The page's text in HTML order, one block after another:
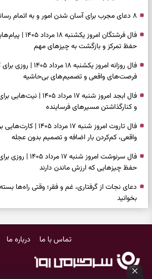
۸ دعای مجرب برای آسان شدن امور و به اتمام رساندن کار‌ها
فال فرشتگان
حفظ تمرکز و بازگشت به چیزهای مهم
فال روزانه امروز
فرصت‌های واقعی و تصمیم‌های بی‌حاشیه
فال ابجد امروز شنبه ۱۷
و کنارگذاشتن مسیرهای فرساینده
فال تاروت امروز شنبه
واقعی، کم‌کردن بار اضافه و تصمیم بدون عجله
فال سرنوشت امروز
حفظ چیزهایی که ارزش ماندن دارند
دعای نجات از گرفتاری، غم و فقر؛ وقتی راه‌ها
بخوانید
جمع‌کردن حاشیه‌ها
تماس با ما درباره ما